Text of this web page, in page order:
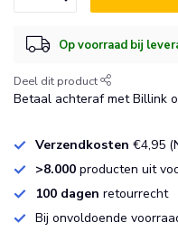
Op voorraad bij
Deel dit product
Betaal achteraf met Billink
Verzendkosten €4,95
>8.000 producten uit
100 dagen retourrecht
Bij onvoldoende